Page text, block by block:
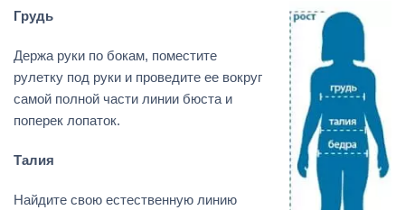
Грудь
Держа руки по бокам, поместите
рулетку под руки и проведите ее вокруг
самой полной части линии бюста и
поперек лопаток.
Талия
Найдите свою естественную линию